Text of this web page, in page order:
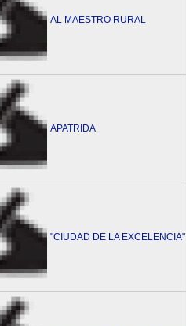
AL MAESTRO RURAL
APATRIDA
"CIUDAD DE LA EXCELENCIA"